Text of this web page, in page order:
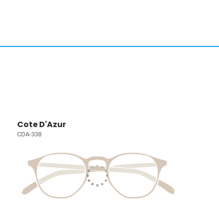
Cote D'Azur
CDA-338